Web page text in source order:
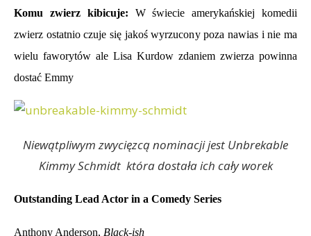
Komu zwierz kibicuje: W świecie amerykańskiej komedii
zwierz ostatnio czuje się jakoś wyrzucony poza nawias i nie ma
wielu faworytów ale Lisa Kurdow zdaniem zwierza powinna
dostać Emmy
Niewątpliwym zwycięzcą nominacji jest Unbrekable
Kimmy Schmidt która dostała ich cały worek
Outstanding Lead Actor in a Comedy Series
Anthony Anderson, Black-ish